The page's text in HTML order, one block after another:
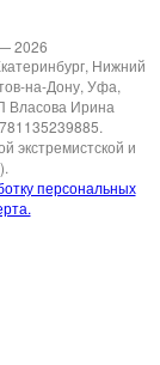
2026
Нижний
на-Дону, Уфа,
Власова Ирина
экстремистской и
персональных